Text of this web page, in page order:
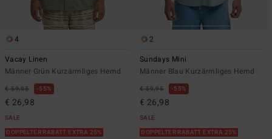
4
Vacay Linen
Männer Grün Kurzärmliges Hemd
€ 59,95 55%
€ 26,98
SALE
DOPPELTER RABATT EXTRA 25%
2
Sundays Mini
Männer Blau Kurzärmliges Hemd
€ 59,95 55%
€ 26,98
SALE
DOPPELTER RABATT EXTRA 25%